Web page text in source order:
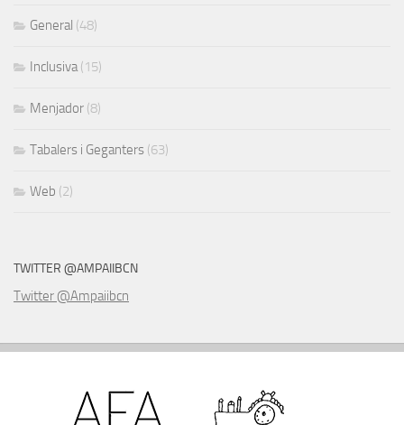
General (48)
Inclusiva(15)
Menjador (8)
Tabalers i Geganters (63)
Web (2)
TWITTER @AMPAIIBCN
Twitter @Ampaiibcn